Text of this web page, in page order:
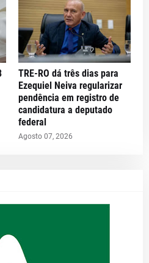
TRE-RO dá três dias para
Ezequiel Neiva regularizar
pendência em registro de
candidatura a deputado
federal
Agosto 07, 2026